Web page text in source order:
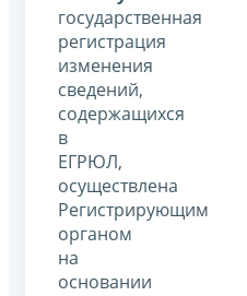
государственная
регистрация
изменения
сведений,
содержащихся
в
ЕГРЮЛ,
осуществлена
Регистрирующим
органом
на
основании